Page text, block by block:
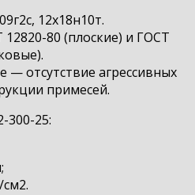
12х18н10т.
80 (плоские) и ГОСТ
— отсутствие агрессивных
примесей.
300-25: